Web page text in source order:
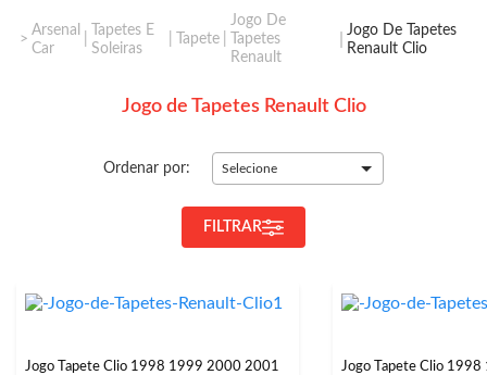
Arsenal
Car
Tapetes E
Soleiras
Tapete
Jogo De
Tapetes
Renault
Jogo De Tapetes
Renault Clio
Jogo de Tapetes Renault Clio
Ordenar por: Selecione
FILTRAR
Jogo Tapete Clio 1998 1999 2000 2001
Jogo Tapete Clio